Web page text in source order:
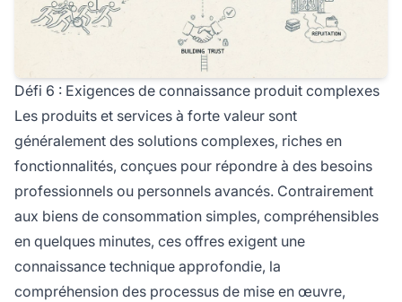
Défi 6 : Exigences de connaissance produit complexes
Les produits et services à forte valeur sont
généralement des solutions complexes, riches en
fonctionnalités, conçues pour répondre à des besoins
professionnels ou personnels avancés. Contrairement
aux biens de consommation simples, compréhensibles
en quelques minutes, ces offres exigent une
connaissance technique approfondie, la
compréhension des processus de mise en œuvre,